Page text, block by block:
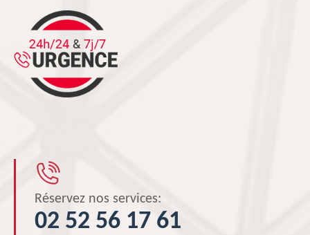
Réservez nos services:
02 52 56 17 61